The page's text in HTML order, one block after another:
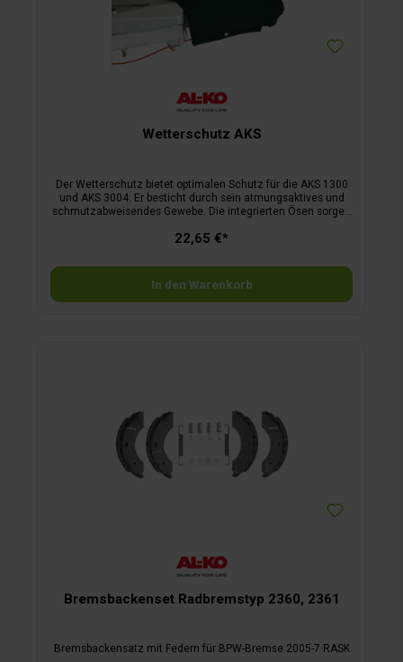
Wetterschutz AKS
Der Wetterschutz bietet optimalen Schutz für die AKS 1300
und AKS 3004. Er besticht durch sein atmungsaktives und
schmutzabweisendes Gewebe. Die integrierten Ösen sorgen
22,65 €*
In den Warenkorb
Bremsbackenset Radbremstyp 2360, 2361
Bremsbackensatz mit Federn für BPW-Bremse 2005-7 RASK